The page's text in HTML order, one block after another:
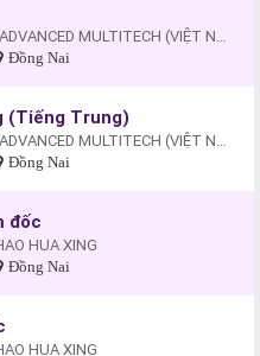
CÔNG TY TRÁCH NHIỆM HỮU HẠN ADVANCED MULTITECH (VIỆT NAM)
Đồng Nai
(Tiếng Trung)
CÔNG TY TRÁCH NHIỆM HỮU HẠN ADVANCED MULTITECH (VIỆT NAM)
Đồng Nai
đốc
HUA XING
Đồng Nai
HUA XING